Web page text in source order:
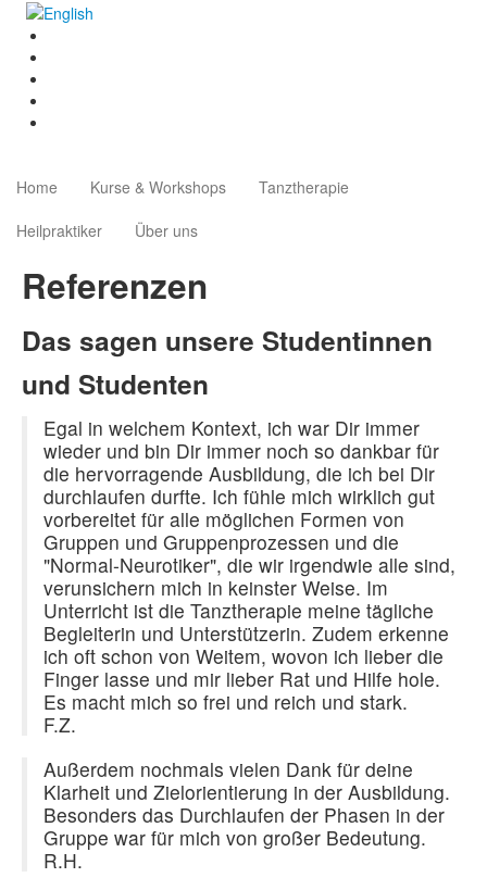
Home Kurse & Workshops
Tanztherapie
Heilpraktiker
Über uns
Referenzen
Das sagen unsere Studentinnen
und Studenten
Egal in welchem Kontext, ich war Dir immer
wieder und bin Dir immer noch so dankbar für
die hervorragende Ausbildung, die ich bei Dir
durchlaufen durfte. Ich fühle mich wirklich gut
vorbereitet für alle möglichen Formen von
Gruppen und Gruppenprozessen und die
"Normal-Neurotiker", die wir irgendwie alle sind,
verunsichern mich in keinster Weise. Im
Unterricht ist die Tanztherapie meine tägliche
Begleiterin und Unterstützerin. Zudem erkenne
ich oft schon von Weitem, wovon ich lieber die
Finger lasse und mir lieber Rat und Hilfe hole.
Es macht mich so frei und reich und stark.
F.Z.
Außerdem nochmals vielen Dank für deine
Klarheit und Zielorientierung in der Ausbildung.
Besonders das Durchlaufen der Phasen in der
Gruppe war für mich von großer Bedeutung.
R.H.